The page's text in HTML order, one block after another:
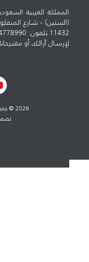
المملكة العربية
11432 تلفون: 96614778990 فاكس : 96614766464
لإرسـال آرائـك أو
2026 © جميع الحقوق محفوظة للمجلة العربية